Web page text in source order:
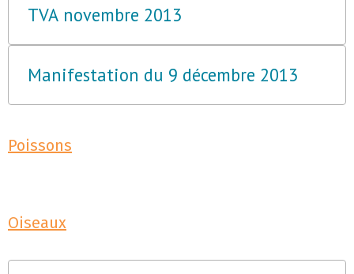
TVA novembre 2013
Manifestation du 9 décembre 2013
Poissons
Oiseaux